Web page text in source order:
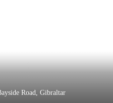
Road, Gibraltar